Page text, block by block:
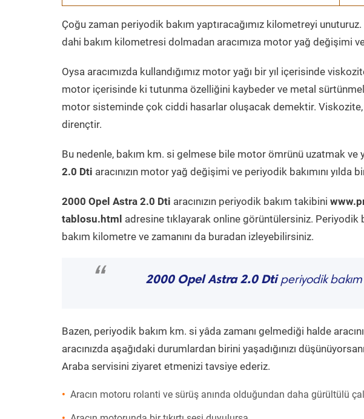
Çoğu zaman periyodik bakım yaptıracağımız kilometreyi
dahi bakım kilometresi dolmadan aracımıza motor yağ değişimi
Oysa aracımızda kullandığımız motor yağı bir yıl içerisinde
motor içerisinde ki tutunma özelliğini kaybeder ve metal
motor sisteminde çok ciddi hasarlar oluşacak demektir. Viskozite,
dirençtir.
Bu nedenle, bakım km. si gelmese bile motor ömrünü uzatmak ve
2.0 Dti aracınızın motor yağ değişimi ve periyodik bakımını yılda
2000 Opel Astra 2.0 Dti aracınızın periyodik bakım takibini
tablosu.html adresine tıklayarak online görüntülersiniz.
bakım kilometre ve zamanını da buradan izleyebilirsiniz.
“ 2000 Opel Astra 2.0 Dtiperiyodik bakım
Bazen, periyodik bakım km. si yâda zamanı gelmediği halde
aracınızda aşağıdaki durumlardan birini yaşadığınızı
Araba servisini ziyaret etmenizi tavsiye ederiz.
Aracın motoru rolanti ve sürüş anında olduğundan daha gürültülü